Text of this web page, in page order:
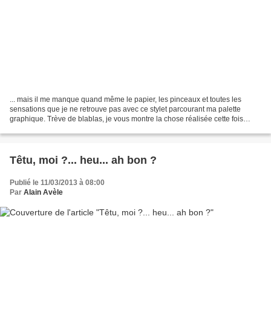
... mais il me manque quand même le papier, les pinceaux et toutes les
sensations que je ne retrouve pas avec ce stylet parcourant ma palette
graphique. Trève de blablas, je vous montre la chose réalisée cette fois
Têtu, moi ?... heu... ah bon ?
Publié le 11/03/2013 à 08:00
Par Alain Avèle